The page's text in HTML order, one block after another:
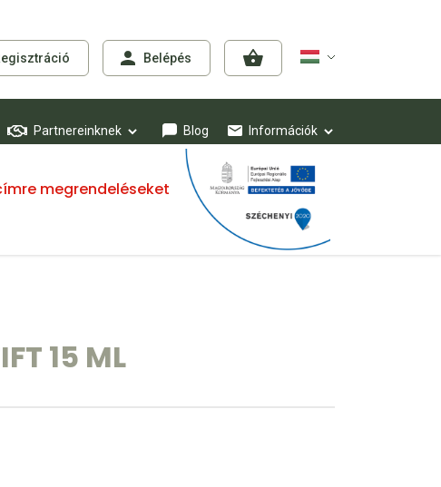
Belépés
Partnereinknek Blog Információk
megrendeléseket
15 ML